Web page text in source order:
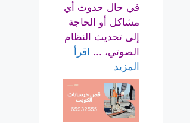
في حال حدوث أي
مشاكل أو الحاجة
إلى تحديث النظام
الصوتي، ... اقرأ
المزيد